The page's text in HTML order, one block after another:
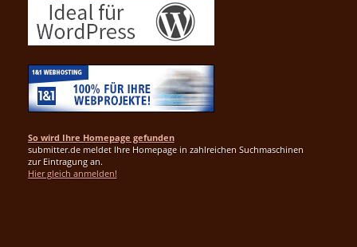
So wird Ihre Homepage gefunden
submitter.de meldet Ihre Homepage in zahlreichen Suchmaschinen
zur Eintragung an.
Hier gleich anmelden!